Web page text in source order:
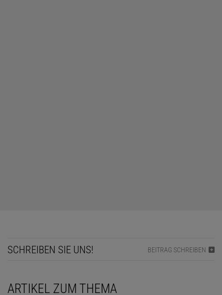
SCHREIBEN SIE UNS! BEITRAG SCHREIBEN
ARTIKEL ZUM THEMA